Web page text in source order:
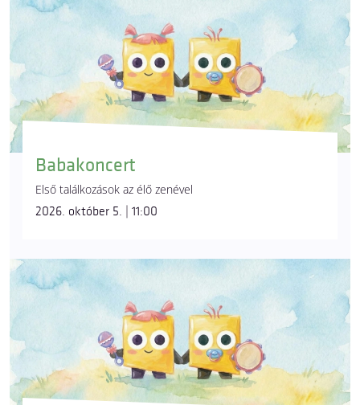
Babakoncert
Első találkozások az élő zenével
2026. október 5. | 11:00